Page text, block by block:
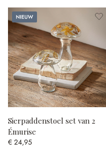
Nieuw
Sierpaddenstoel set van 2
Émurise
€ 24,95